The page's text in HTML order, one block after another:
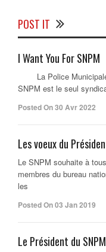
POST IT
I Want You For SNPM
La Police Municipale
SNPM est le seul
Posted On 30 Avr 2022
Les voeux du
Le SNPM souhaite à
membres du bureau
les
Posted On 03 Jan 2019
Le Président du